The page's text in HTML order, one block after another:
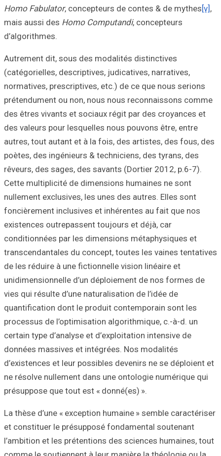
Homo Fabulator
mais aussi des
Autrement dit,
(catégorielles,
normatives,
prétendument
des êtres
des valeurs pour
autres, tout
poètes, des
rêveurs, des
Cette
nullement
foncièrement
existences
conditionnées
de les réduire à
vies qui résulte
quantification
processus de
certain type
données
d’existences et
ne résolve
La thèse d’une
et constituer le
l’ambition et